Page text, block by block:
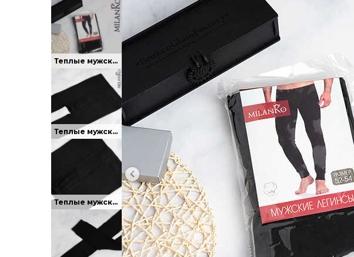
Теплые мужские леггинсы (гамаши) из хлопка.
Теплые мужские леггинсы (гамаши) из хлопка.
Теплые мужские леггинсы (гамаши) из хлопка.